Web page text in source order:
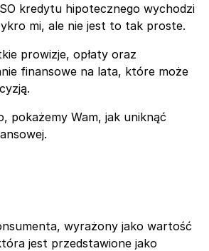
kredytu hipotecznego wychodzi
mi, ale nie jest to tak proste.
prowizje, opłaty oraz
finansowe na lata, które może
pokażemy Wam, jak uniknąć
wyrażony jako wartość
jest przedstawione jako